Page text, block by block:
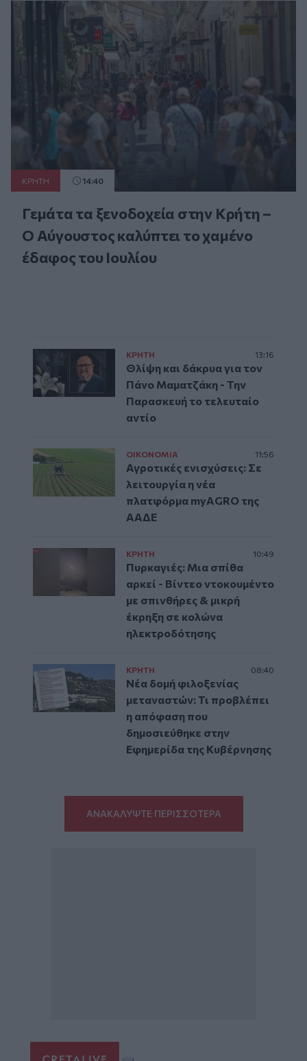
ΚΡΗΤΗ 14:40
Γεμάτα τα ξενοδοχεία στην Κρήτη –
Ο Αύγουστος καλύπτει το χαμένο
έδαφος του Ιουλίου
ΚΡΗΤΗ 13:16
Θλίψη και δάκρυα για τον
Πάνο Μαματζάκη - Την
Παρασκευή το τελευταίο
αντίο
ΟΙΚΟΝΟΜΙΑ 11:56
Αγροτικές ενισχύσεις: Σε
λειτουργία η νέα
πλατφόρμα myAGRO της
ΑΑΔΕ
ΚΡΗΤΗ 10:49
Πυρκαγιές: Μια σπίθα
αρκεί - Βίντεο ντοκουμέντο
με σπινθήρες & μικρή
έκρηξη σε κολώνα
ηλεκτροδότησης
ΚΡΗΤΗ 08:40
Νέα δομή φιλοξενίας
μεταναστών: Τι προβλέπει
η απόφαση που
δημοσιεύθηκε στην
Εφημερίδα της Κυβέρνησης
ΑΝΑΚΑΛΥΨΤΕ ΠΕΡΙΣΣΟΤΕΡΑ